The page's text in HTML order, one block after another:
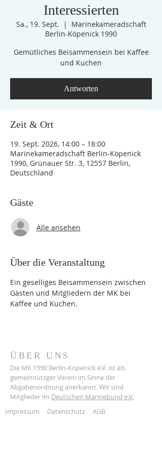
Interessierten
Sa., 19. Sept.
  |
Marinekameradschaft
Berlin-Köpenick 1990
Gemütliches Beisammensein bei Kaffee
und Kuchen
Antworten
Zeit & Ort
19. Sept. 2026, 14:00 – 18:00
Marinekameradschaft Berlin-Köpenick
1990, Grünauer Str. 3, 12557 Berlin,
Deutschland
Gäste
Alle ansehen
Über die Veranstaltung
Ein geselliges Beisammensein zwischen
Gästen und Mitgliedern der MK bei
Kaffee und Kuchen.
ÜBER UNS
Die MK 1990 Berlin-Köpenick e.V. ist als
gemeinnützger Verein im Sinne der
Abgabenordnung anerkannt. Wir sind
Mitglieder im Deutschen Marinebund e.V.
Impressum
Datenschutz AGB